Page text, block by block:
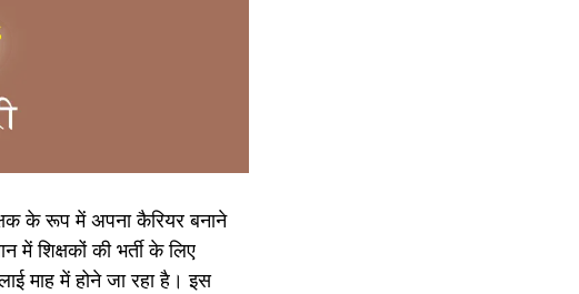
के रूप में अपना कैरियर बनाने
शिक्षकों की भर्ती के लिए
माह में होने जा रहा है। इस